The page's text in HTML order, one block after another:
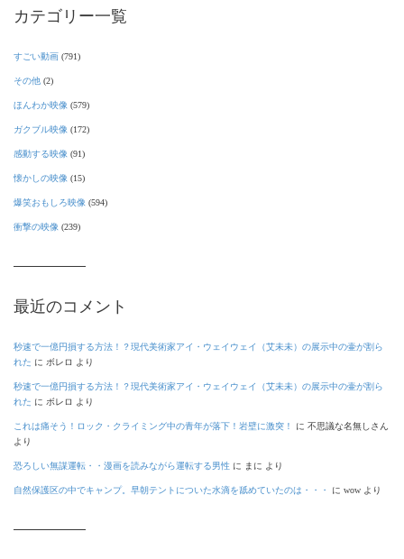
カテゴリー一覧
すごい動画 (791)
その他 (2)
ほんわか映像 (579)
ガクブル映像 (172)
感動する映像 (91)
懐かしの映像 (15)
爆笑おもしろ映像 (594)
衝撃の映像 (239)
最近のコメント
秒速で一億円損する方法！？現代美術家アイ・ウェイウェイ（艾未未）の展示中の壷が割ら
れた に ボレロ より
秒速で一億円損する方法！？現代美術家アイ・ウェイウェイ（艾未未）の展示中の壷が割ら
れた に ボレロ より
これは痛そう！ロック・クライミング中の青年が落下！岩壁に激突！ に 不思議な名無しさん
より
恐ろしい無謀運転・・漫画を読みながら運転する男性 に まに より
自然保護区の中でキャンプ。早朝テントについた水滴を舐めていたのは・・・ に wow より